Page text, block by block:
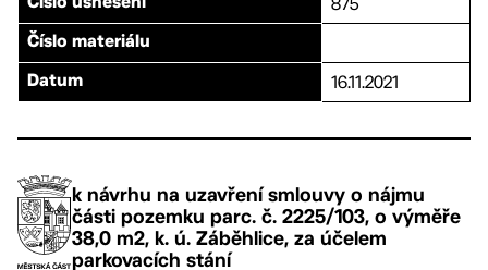
Číslo usnesení
Číslo materiálu
Datum 16.11.2021
k návrhu na uzavření smlouvy o nájmu
části pozemku parc. č. 2225/103, o výměře
38,0 m2, k. ú. Záběhlice, za účelem
parkovacích stání